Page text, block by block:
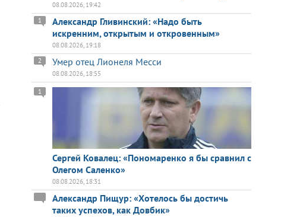
08.08.2026, 19:42
Александр Гливинский: «Надо быть
искренним, открытым и откровенным»
1
08.08.2026, 19:18
Умер отец Лионеля Месси
2
08.08.2026, 18:55
Сергей Ковалец: «Пономаренко я бы сравнил с
Олегом Саленко»
1
08.08.2026, 18:31
Александр Пищур: «Хотелось бы достичь
таких успехов, как Довбик»